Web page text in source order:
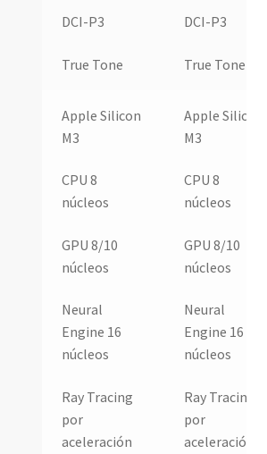
DCI-P3
True Tone
DCI-P3
True Tone
Apple Silicon
M3
CPU 8
núcleos
GPU 8/10
núcleos
Neural
Engine 16
núcleos
Ray Tracing
por
aceleración
Apple Silicon
M3
CPU 8
núcleos
GPU 8/10
núcleos
Neural
Engine 16
núcleos
Ray Tracing
por
aceleración